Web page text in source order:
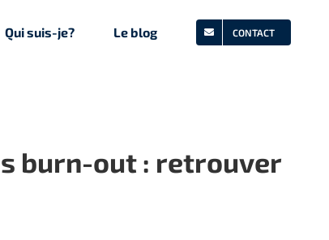
Qui suis-je? Le blog CONTACT
burn-out : retrouver